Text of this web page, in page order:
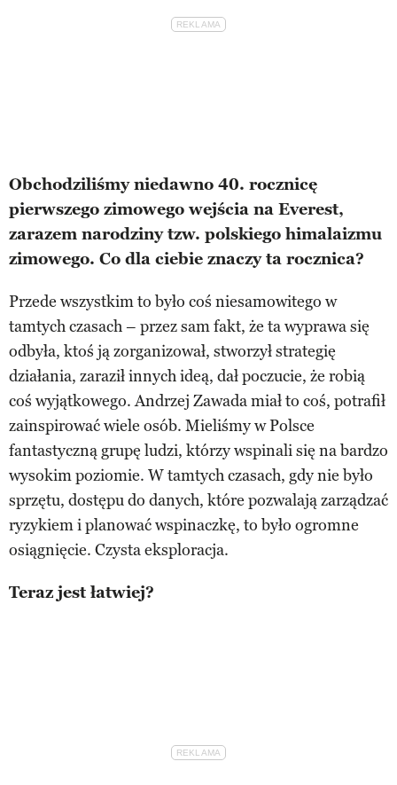
Obchodziliśmy niedawno 40. rocznicę
pierwszego zimowego wejścia na Everest,
zarazem narodziny tzw. polskiego himalaizmu
zimowego. Co dla ciebie znaczy ta rocznica?
Przede wszystkim to było coś niesamowitego w
tamtych czasach – przez sam fakt, że ta wyprawa się
odbyła, ktoś ją zorganizował, stworzył strategię
działania, zaraził innych ideą, dał poczucie, że robią
coś wyjątkowego. Andrzej Zawada miał to coś, potrafił
zainspirować wiele osób. Mieliśmy w Polsce
fantastyczną grupę ludzi, którzy wspinali się na bardzo
wysokim poziomie. W tamtych czasach, gdy nie było
sprzętu, dostępu do danych, które pozwalają zarządzać
ryzykiem i planować wspinaczkę, to było ogromne
osiągnięcie. Czysta eksploracja.
Teraz jest łatwiej?